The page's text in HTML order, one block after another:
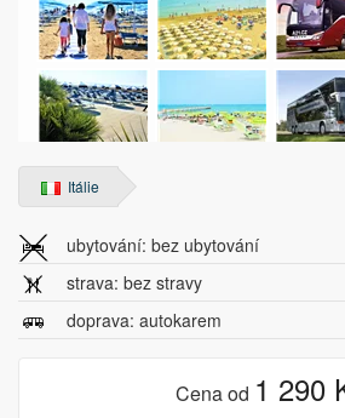
Itálie
ubytování: bez ubytování
strava: bez stravy
doprava: autokarem
Cena od 1 290